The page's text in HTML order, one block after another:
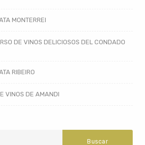
MONTERREI
DE VINOS DELICIOSOS DEL CONDADO
RIBEIRO
VINOS DE AMANDI